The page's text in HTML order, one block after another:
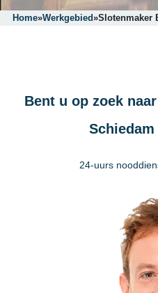
Home»Werkgebied»Slotenmaker
Bent u op zoek
24-uurs